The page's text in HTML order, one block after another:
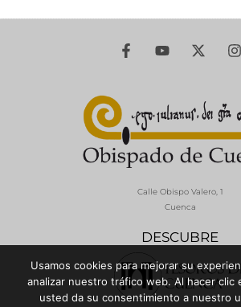
DESCUBRE
Calle Obispo Valero, 1
Cuenca
Usamos cookies para mejorar su
analizar nuestro tráfico web. Al hacer clic
usted da su consentimiento a nuestro